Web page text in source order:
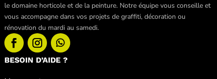
le domaine horticole et de la peinture. Notre équipe vous conseille et
vous accompagne dans vos projets de graffiti, décoration ou
rénovation du mardi au samedi.
BESOIN D’AIDE ?